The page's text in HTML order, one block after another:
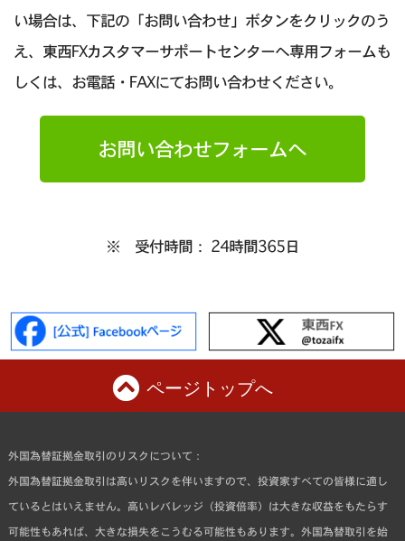
い場合は、下記の「お問い合わせ」ボタンをクリックのう
え、東西FXカスタマーサポートセンターへ専用フォームも
しくは、お電話・FAXにてお問い合わせください。
お問い合わせフォームへ
※ 受付時間： 24時間365日
ページトップへ
外国為替証拠金取引のリスクについて：
外国為替証拠金取引は高いリスクを伴いますので、投資家すべての皆様に適し
ているとはいえません。高いレバレッジ（投資倍率）は大きな収益をもたらす
可能性もあれば、大きな損失をこうむる可能性もあります。外国為替取引を始